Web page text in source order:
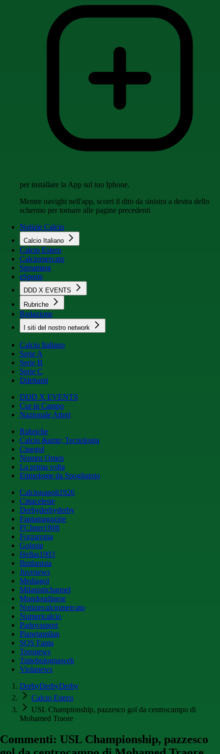
per installare la App sul tuo Iphone.
Mentre navighi nell'app, scorri il dito da sinistra a destra dello
schermo per tornare alle pagine precedenti
Notizie Calcio
Calcio Italiano
Calcio Estero
Calciomercato
Streaming
eSports
DDD X EVENTS
Rubriche
Redazione
I siti del nostro network
Calcio Italiano
Serie A
Serie B
Serie C
Dilettanti
DDD X EVENTS
Cur in Campo
Nazionale Attori
Rubriche
Calcio &amp; Tecnologia
Cinegol
Nomen Omen
La prima volta
Etimologie da Spogliatoio
Calcionapoli1926
Cittaceleste
Derbyderbyderby
Fantamagazine
FCInter1908
Forzaroma
Golssip
Hellas1903
Ilmilanista
Juvenews
Mediagol
Milanistichannel
Mondoudinese
Notiziecalciomercato
Numericalcio
Padovasport
Pianetamilan
SOS Fanta
Toronews
Tuttobolognaweb
Violanews
DerbyDerbyDerby
Calcio Estero
USL Championship, pazzesco gol da centrocampo di
Mohamed Traore
Commenti: USL Championship, pazzesco